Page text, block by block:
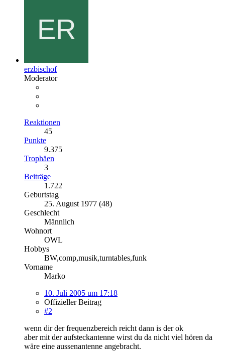
erzbischof
Moderator
Reaktionen
45
Punkte
9.375
Trophäen
3
Beiträge
1.722
Geburtstag
25. August 1977 (48)
Geschlecht
Männlich
Wohnort
OWL
Hobbys
BW,comp,musik,turntables,funk
Vorname
Marko
10. Juli 2005 um 17:18
Offizieller Beitrag
#2
wenn dir der frequenzbereich reicht dann is der ok
aber mit der aufsteckantenne wirst du da nicht viel hören da
wäre eine aussenantenne angebracht.